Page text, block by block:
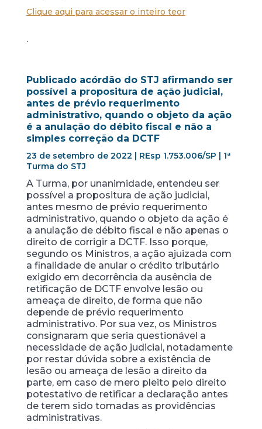
Clique aqui para acessar o inteiro teor
.
Publicado acórdão do STJ afirmando ser
possível a propositura de ação judicial,
antes de prévio requerimento
administrativo, quando o objeto da ação
é a anulação do débito fiscal e não a
simples correção da DCTF
23 de setembro de 2022 | REsp 1.753.006/SP | 1ª
Turma do STJ
A Turma, por unanimidade, entendeu ser
possível a propositura de ação judicial,
antes mesmo de prévio requerimento
administrativo, quando o objeto da ação é
a anulação de débito fiscal e não apenas o
direito de corrigir a DCTF. Isso porque,
segundo os Ministros, a ação ajuizada com
a finalidade de anular o crédito tributário
exigido em decorrência da ausência de
retificação de DCTF envolve lesão ou
ameaça de direito, de forma que não
depende de prévio requerimento
administrativo. Por sua vez, os Ministros
consignaram que seria questionável a
necessidade de ação judicial, notadamente
por restar dúvida sobre a existência de
lesão ou ameaça de lesão a direito da
parte, em caso de mero pleito pelo direito
potestativo de retificar a declaração antes
de terem sido tomadas as providências
administrativas.